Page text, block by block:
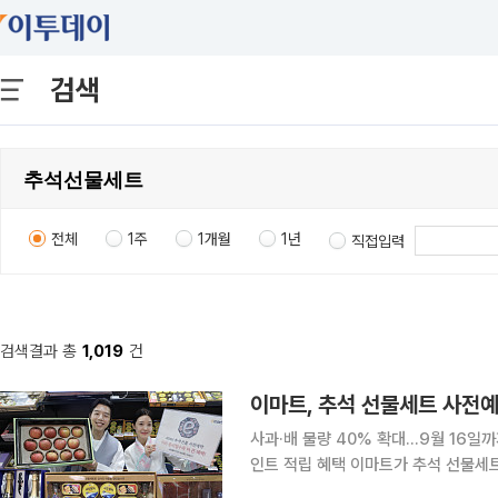
검색
전체 1주 1개월 1년 직접입력
검색결과 총 1,019 건
이마트, 추석 선물세트 사
사과·배 물량 40% 확대…9월 16일까
인트 적립 혜택 이마트가 추석 선물세트 사전예약 프로모션을 펼치며 명절 대목 잡기에 나선다고 6